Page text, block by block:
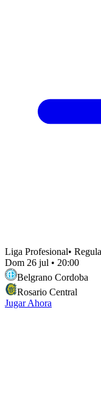
Liga Profesional•
Dom 26 jul • 20:00
Belgrano Cordoba
Rosario Central
Jugar Ahora